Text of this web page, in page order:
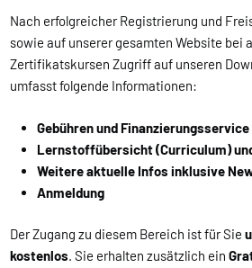
Nach erfolgreicher Registrierung und
sowie auf unserer gesamten Website bei
Zertifikatskursen Zugriff auf unseren
umfasst folgende Informationen:
Gebühren und Finanzierungsservice
Lernstoffübersicht (Curriculum)
Weitere aktuelle Infos inklusive
Anmeldung
Der Zugang zu diesem Bereich ist für Sie
kostenlos. Sie erhalten zusätzlich ein